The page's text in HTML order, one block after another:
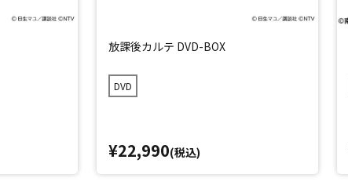
放課後カルテ DVD-BOX
DVD
¥22,990(税込)